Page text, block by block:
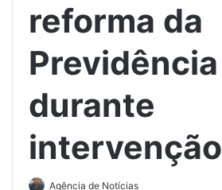
reforma da
Previdência
durante
intervenção
Agência de Notícias